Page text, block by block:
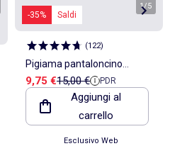
-35% Saldi
1/5
(122)
Pigiama pantaloncino
stampa 'Inside Out' - 2 pezzi
Prezzo di vendita
9,75 €Prezzo di riferimento
15,00 € PDR
Aggiungi al
carrello
Esclusivo Web